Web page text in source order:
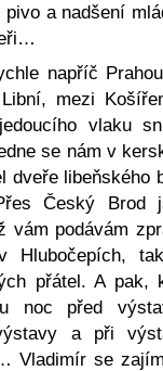
a nadšení
napříč
mezi
vlaku
se nám v
dveře libeňského
Český Brod
vám podávám
Hlubočepích,
přátel. A pak,
noc před
a při
Vladimír se